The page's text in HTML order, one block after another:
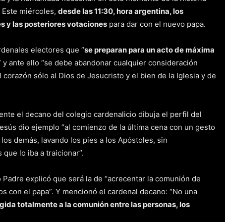
miércoles, desde las 11:30, hora argentina, los
y las posteriores votaciones para dar con el nuevo papa.
electores que “se preparan para un acto de máxima
y ante ello “se debe abandonar cualquier consideración
sólo al Dios de Jesucristo y el bien de la Iglesia y de
el decano del colegio cardenalicio dibuja el perfil del
dio ejemplo “al comienzo de la última cena con un gesto
demás, lavando los pies a los Apóstoles, sin
lo iba a traicionar”.
explicó que será la de “acrecentar la comunión de
con el papa”. Y mencionó el cardenal decano: “No una
totalmente a la comunión entre las personas, los